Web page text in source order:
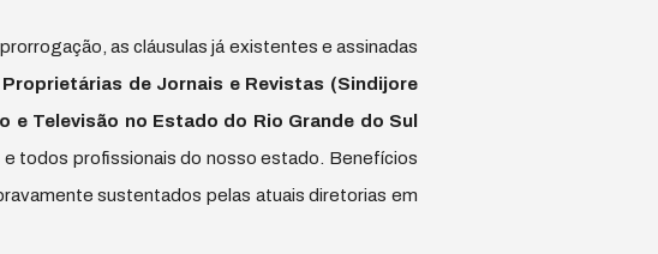
as cláusulas já existentes e assinadas
de Jornais e Revistas (Sindijore
e Televisão no Estado do Rio Grande do Sul
todos profissionais do nosso estado. Benefícios
sustentados pelas atuais diretorias em